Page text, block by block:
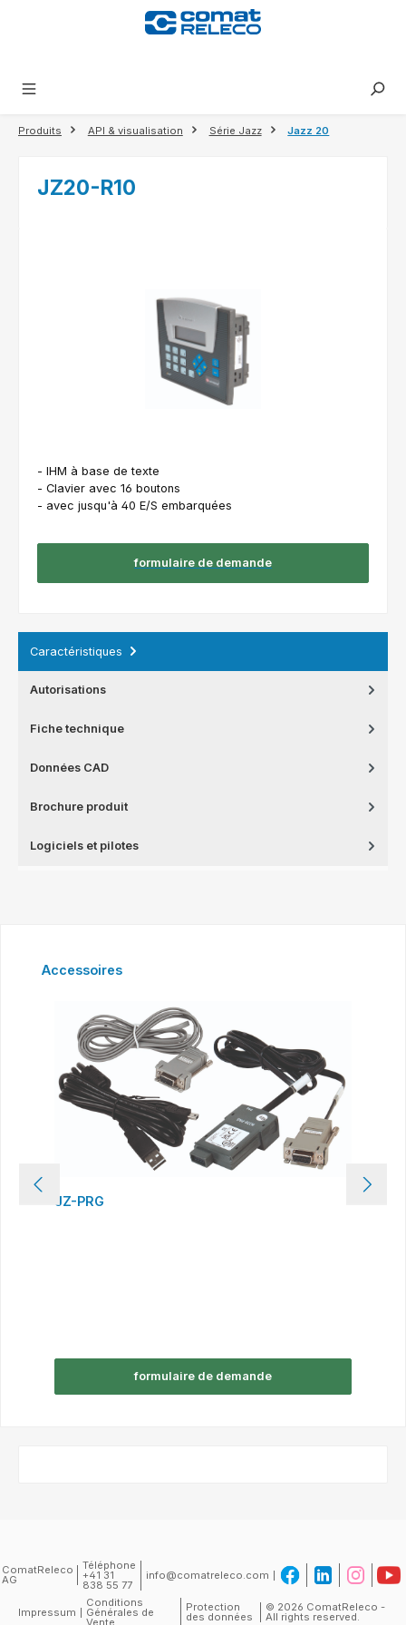
Produits API & visualisation Série Jazz Jazz 20
JZ20-R10
- IHM à base de texte
- Clavier avec 16 boutons
- avec jusqu'à 40 E/S embarquées
formulaire de demande
Caractéristiques
Autorisations
Fiche technique
Données CAD
Brochure produit
Logiciels et pilotes
Ignorer la galerie de produits
Accessoires
JZ-PRG
formulaire de demande
ComatReleco
AG
Téléphone
+41 31
838 55 77
info@comatreleco.com
Impressum
Conditions
Générales de
Vente
Protection
des données
© 2026 ComatReleco -
All rights reserved.